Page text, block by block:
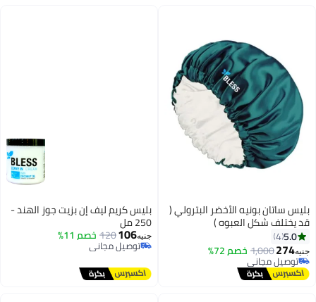
بليس ساتان بونيه الأخضر البترولي (
قد يختلف شكل العبوه )
5.0
4
جنيه274
1,000خصم 72%
توصيل مجاني
توصيل مجاني
بليس كريم ليف إن بزيت جوز الهند -
250 مل
جنيه106
120 خصم 11%
توصيل مجاني
توصيل مجاني